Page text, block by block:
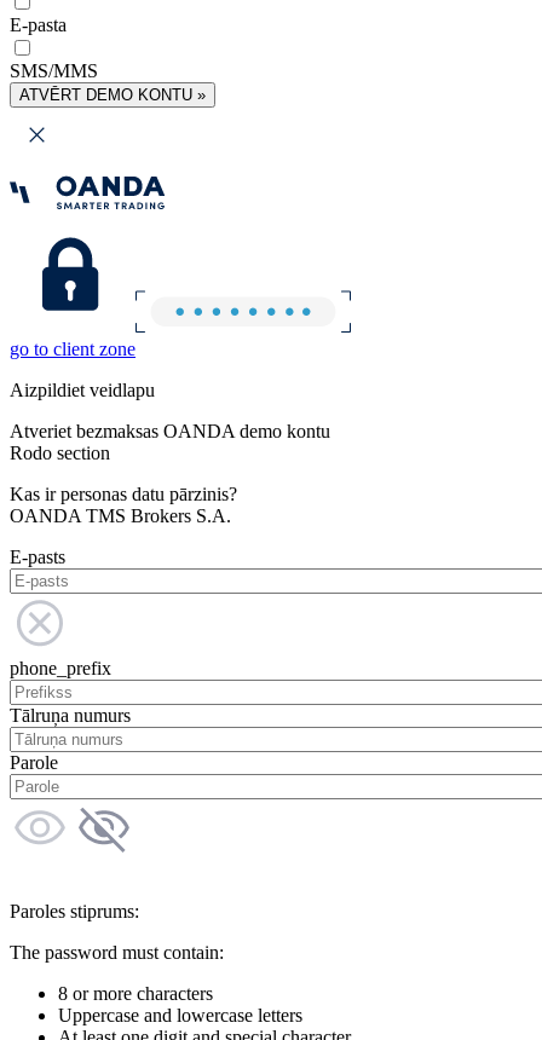
E-pasta
SMS/MMS
ATVĒRT DEMO KONTU »
go to client zone
Aizpildiet veidlapu
Atveriet bezmaksas OANDA demo kontu
Rodo section
Kas ir personas datu pārzinis?
OANDA TMS Brokers S.A.
E-pasts
phone_prefix
Tālruņa numurs
Parole
Paroles stiprums:
The password must contain:
8 or more characters
Uppercase and lowercase letters